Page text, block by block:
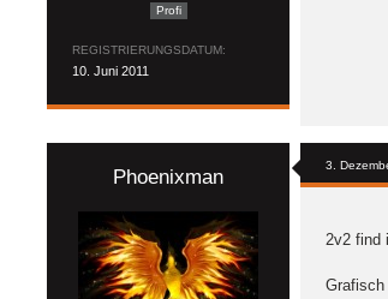
Profi
REGISTRIERUNGSDATUM
10. Juni 2011
Phoenixman
3.
2v2 find
Grafisch